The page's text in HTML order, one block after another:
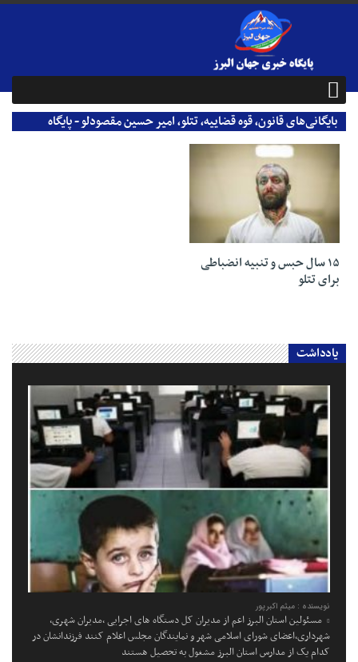
بایگانی‌های قانون، قوه قضاییه، تتلو، امیر حسین مقصودلو - پایگاه
خبری جهان البرز
22 مهر 1403
۱۵ سال حبس و تنبیه انضباطی
برای تتلو
یادداشت
نویسنده : میثم اکبرپور
مسئولین استان البرز اعم از مدیران کل دستگاه های اجرایی ،مدیران شهری،
شهرداری،اعضای شورای اسلامی شهر و نمایندگان مجلس اعلام کنند فرزندانشان در
کدام یک از مدارس استان البرز مشغول به تحصیل هستند